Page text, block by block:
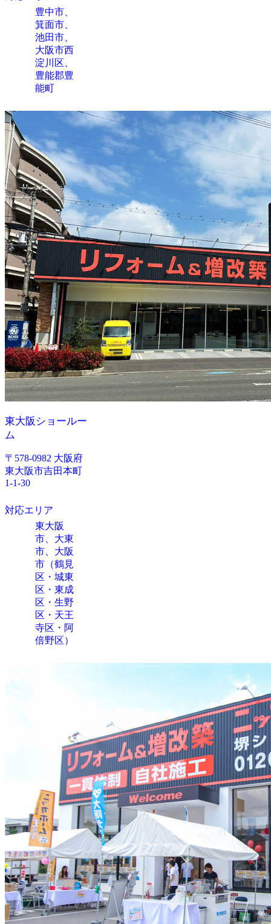
豊中市、
箕面市、
池田市、
大阪市西
淀川区、
豊能郡豊
能町
東大阪ショールー
ム
〒578-0982 大阪府
東大阪市吉田本町
1-1-30
対応エリア
東大阪
市、大東
市、大阪
市（鶴見
区・城東
区・東成
区・生野
区・天王
寺区・阿
倍野区）